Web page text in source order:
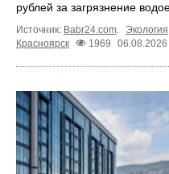
рублей за загрязнение
Источник: Babr24.com. Экология
Красноярск
1969 06.08.2026